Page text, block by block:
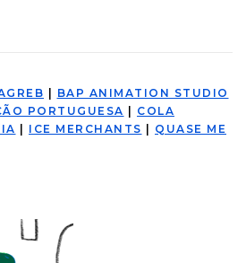
BAP ANIMATION STUDIO
PORTUGUESA
COLA
ICE MERCHANTS
QUASE ME